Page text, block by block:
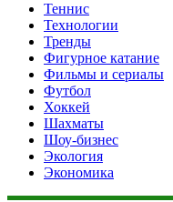
Теннис
Технологии
Тренды
Фигурное катание
Фильмы и сериалы
Футбол
Хоккей
Шахматы
Шоу-бизнес
Экология
Экономика